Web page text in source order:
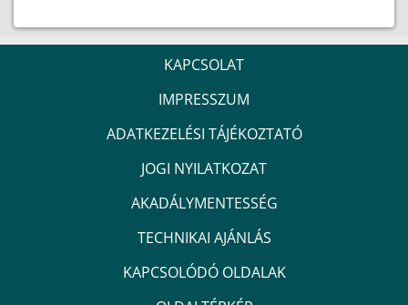
KAPCSOLAT
IMPRESSZUM
ADATKEZELÉSI TÁJÉKOZTATÓ
JOGI NYILATKOZAT
AKADÁLYMENTESSÉG
TECHNIKAI AJÁNLÁS
KAPCSOLÓDÓ OLDALAK